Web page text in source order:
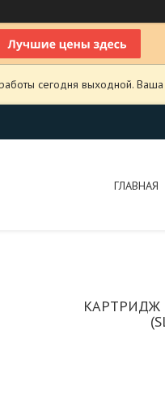
сегодня выходной.
ГЛАВНАЯ
КАРТРИДЖ